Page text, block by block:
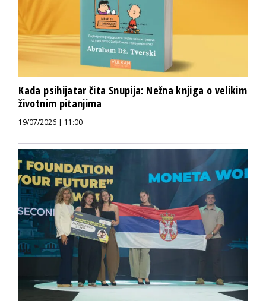
Kada psihijatar čita Snupija: Nežna knjiga o velikim
životnim pitanjima
19/07/2026 | 11:00